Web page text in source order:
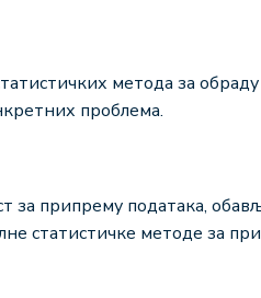
метода за
проблема.
за припрему података,
статистичке методе за